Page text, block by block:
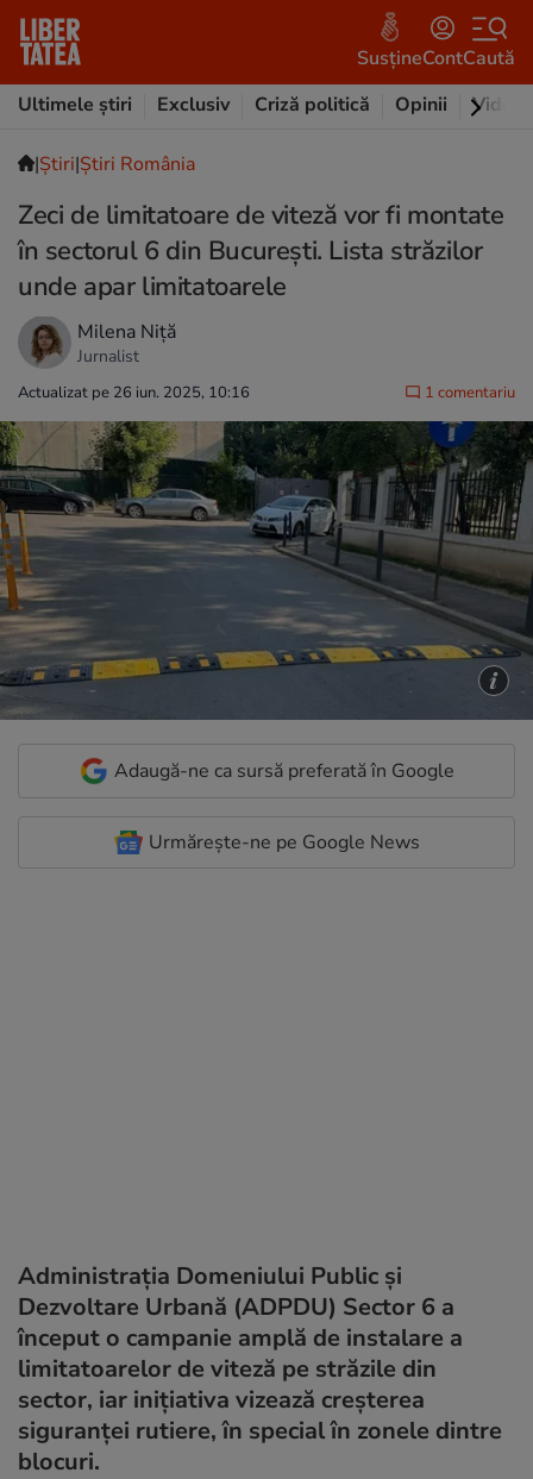
SusțineContCaută
Ultimele știri
Exclusiv Criză politică Opinii Video
|Ştiri|Știri România
Zeci de limitatoare de viteză vor fi montate
în sectorul 6 din București. Lista străzilor
unde apar limitatoarele
Milena Niță
Jurnalist
Actualizat pe 26 iun. 2025, 10:16 1 comentariu
Adaugă-ne ca sursă preferată în Google
Urmărește-ne pe Google News
Administrația Domeniului Public și
Dezvoltare Urbană (ADPDU) Sector 6 a
început o campanie amplă de instalare a
limitatoarelor de viteză pe străzile din
sector, iar inițiativa vizează creșterea
siguranței rutiere, în special în zonele dintre
blocuri.